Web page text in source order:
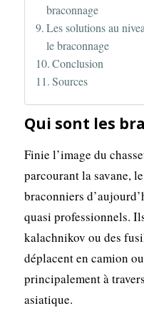
braconnage
Les solutions au
le braconnage
Conclusion
Sources
Qui sont les
Finie l’image du
parcourant la savane,
braconniers
quasi professionnels.
kalachnikov ou des
déplacent en camion
principalement à
asiatique.